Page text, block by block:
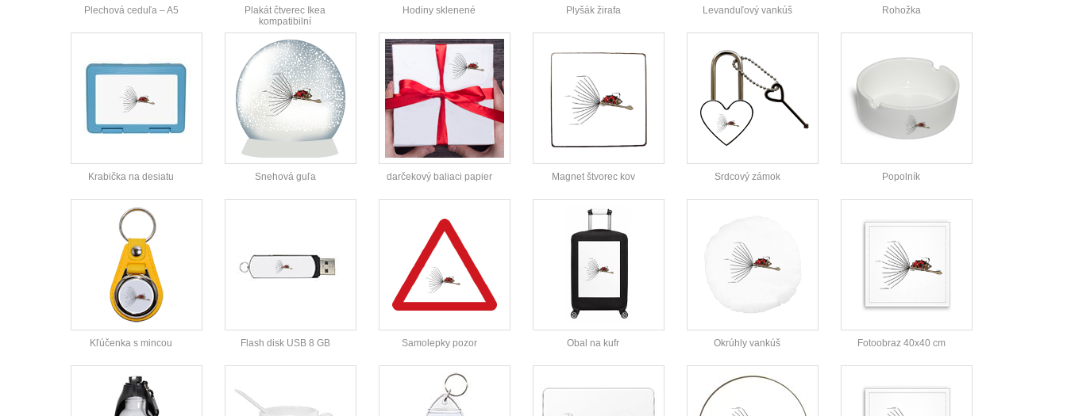
Plechová ceduľa – A5
Plakát čtverec Ikea
kompatibilní
Hodiny sklenené Plyšák žirafa Levanduľový vankúš Rohožka
Krabička na desiatu Snehová guľa darčekový baliaci papier Magnet štvorec kov Srdcový zámok Popolník
Kľúčenka s mincou Flash disk USB 8 GB Samolepky pozor Obal na kufr Okrúhly vankúš Fotoobraz 40x40 cm